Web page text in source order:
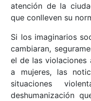
atención de la
que conlleven su
Si los imaginarios
cambiaran,
el de las violaciones
a mujeres, las
situaciones
deshumanización